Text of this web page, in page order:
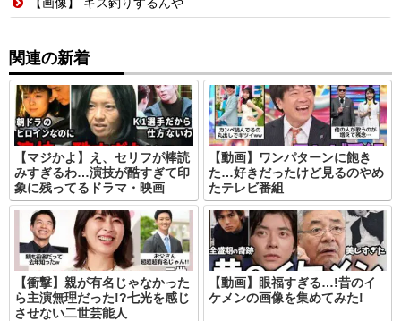
関連の新着
【マジかよ】え、セリフが棒読
みすぎるわ…演技が酷すぎて印
象に残ってるドラマ・映画
【動画】ワンパターンに飽き
た…好きだったけど見るのやめ
たテレビ番組
【衝撃】親が有名じゃなかった
ら主演無理だった!?七光を感じ
させない二世芸能人
【動画】眼福すぎる…!昔のイ
ケメンの画像を集めてみた!